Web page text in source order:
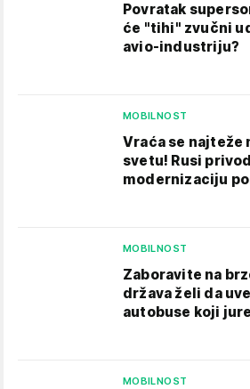
Povratak
će "tihi" zvučni
avio-industriju?
MOBILNOST
Vraća se najteže
svetu! Rusi
modernizaciju
MOBILNOST
Zaboravite na
država želi da
autobuse koji
MOBILNOST